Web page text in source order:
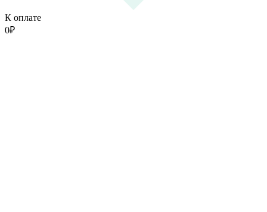
К оплате
0₽